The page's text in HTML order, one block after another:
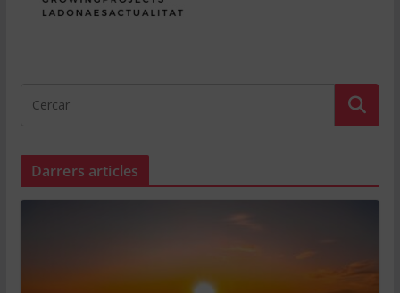
Darrers articles